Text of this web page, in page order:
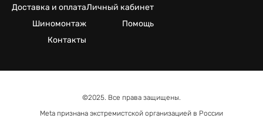
Доставка и оплата
Шиномонтаж
Контакты
Личный кабинет
Помощь
©2025. Все права защищены.
Meta признана экстремистcкой организацией в России